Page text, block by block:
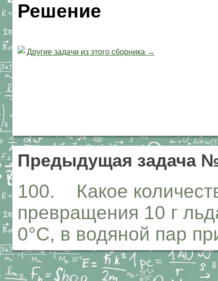
Решение
Другие задачи из этого сборника →
Предыдущая задача
100. Какое
превращения 10 г
0°С, в водяной пар